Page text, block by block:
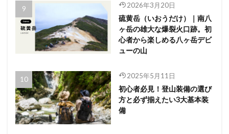
2026年3月20日
硫黄岳（いおうだけ）｜南八
ヶ岳の雄大な爆裂火口跡。初
心者から楽しめる八ヶ岳デビ
ューの山
2025年5月11日
初心者必見！登山装備の選び
方と必ず揃えたい3大基本装
備